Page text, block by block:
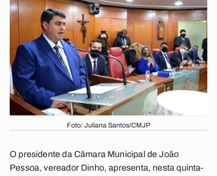
Foto: Juliana Santos/CMJP
O presidente da Câmara Municipal de João
Pessoa, vereador Dinho, apresenta, nesta quinta-